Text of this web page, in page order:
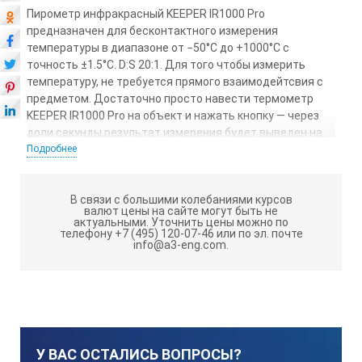
Пирометр инфракрасный KEEPER IR1000 Pro
предназначен для бесконтактного измерения
температуры в диапазоне от −50°С до +1000°С с
точность ±1.5°С. D:S 20:1. Для того чтобы измерить
температуру, не требуется прямого взаимодейтсвия с
предметом. Достаточно просто навести термометр
KEEPER IR1000 Pro на объект и нажать кнопку — через
доли секунды результат измерения будет выведен на
экран. Основная сфера применения инфракрасного
IR1000 Pro может быть произведено фактически на
поверхности любой природы. Устройтво обладает
завидным оптическим разрешением 20:1. Это означает,
что с 20-ти метров показания будут сниматься с пятна
функциями для инфракрасного термометра KEEPER
Подробнее
В связи с большими колебаниями курсов
валют цены на сайте могут быть не
актуальными. Уточнить цены можно по
телефону +7 (495) 120-07-46 или по эл. почте
info@a3-eng.com.
У ВАС ОСТАЛИСЬ ВОПРОСЫ?